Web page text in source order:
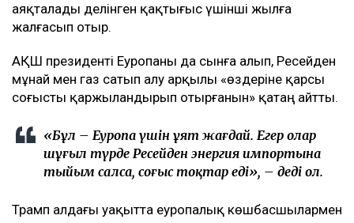
аяқталады делінген қақтығыс үшінші жылға
жалғасып отыр.
АҚШ президенті Еуропаны да сынға алып, Ресейден
мұнай мен газ сатып алу арқылы «өздеріне қарсы
соғысты қаржыландырып отырғанын» қатаң айтты.
«Бұл – Еуропа үшін ұят жағдай. Егер олар
шұғыл түрде Ресейден энергия импортына
тыйым салса, соғыс тоқтар еді», – деді ол.
Трамп алдағы уақытта еуропалық көшбасшылармен